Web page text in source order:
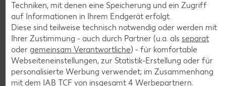
SCHWARZWALDMILCH
Techniken, mit denen eine Speicherung und ein Zugriff
auf Informationen in Ihrem Endgerät erfolgt.
Diese sind teilweise technisch notwendig oder werden mit
Ihrer Zustimmung - auch durch Partner (u.a. als separat
oder gemeinsam Verantwortliche) - für komfortable
Webseiteneinstellungen, zur Statistik-Erstellung oder für
personalisierte Werbung verwendet; im Zusammenhang
mit dem IAB TCF von insgesamt 4 Werbepartnern.